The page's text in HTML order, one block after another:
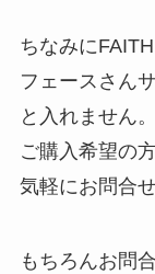
ちなみに
フェースさん
と入れません。
ご購入希望の
気軽にお問合
もちろんお問